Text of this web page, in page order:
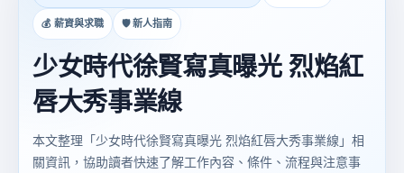
💰 薪資與求職 🛡 新人指南
少女時代徐賢寫真曝光 烈焰紅
唇大秀事業線
本文整理「少女時代徐賢寫真曝光 烈焰紅唇大秀事業線」相
關資訊，協助讀者快速了解工作內容、條件、流程與注意事